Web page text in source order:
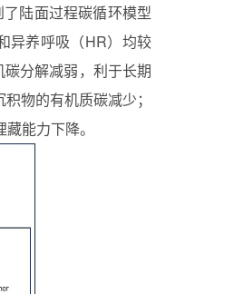
陆面过程碳循环模型
异养呼吸（HR）均较
分解减弱，利于长期
物的有机质碳减少；
能力下降。